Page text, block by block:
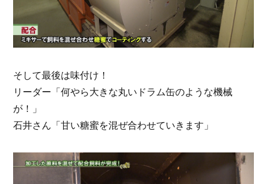
そして最後は味付け！
リーダー「何やら大きな丸いドラム缶のような機械
が！」
石井さん「甘い糖蜜を混ぜ合わせていきます」